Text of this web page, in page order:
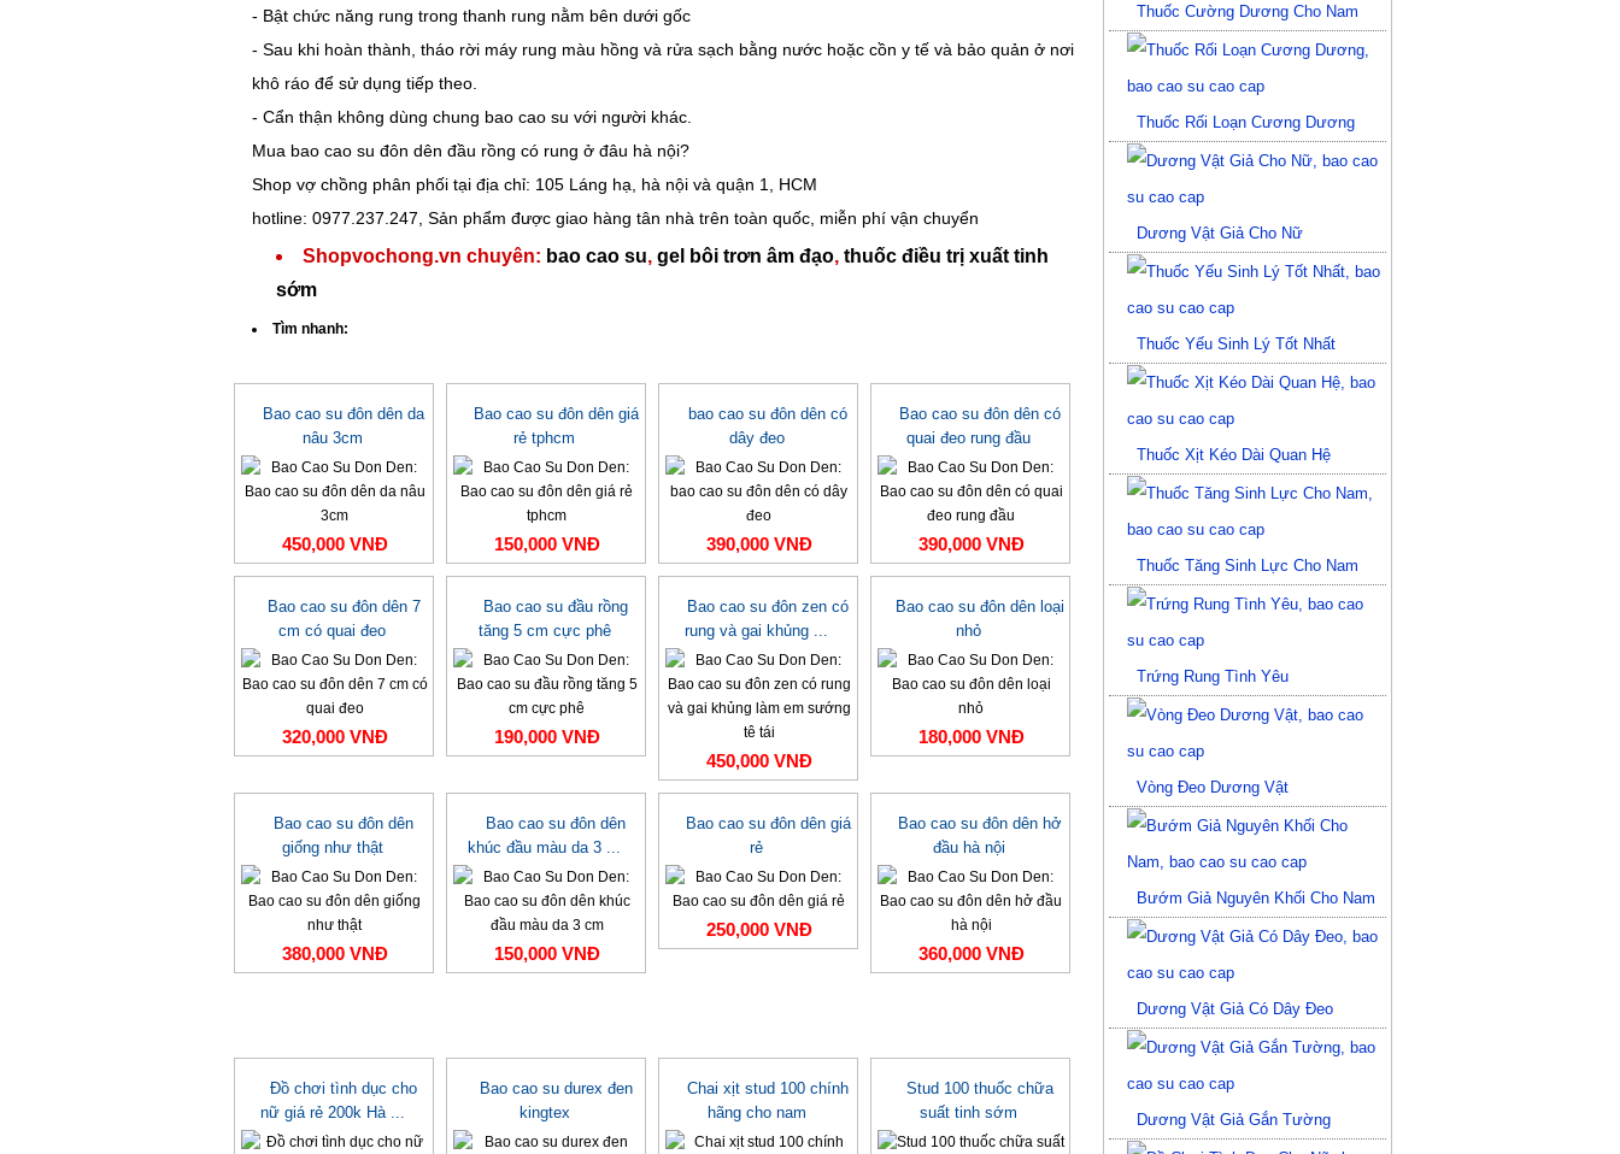
- Bật chức năng rung trong thanh rung nằm bên dưới gốc
- Sau khi hoàn thành, tháo rời máy rung màu hồng và rửa sạch bằng nước hoặc cồn y tế và bảo quản ở nơi
khô ráo để sử dụng tiếp theo.
- Cẩn thận không dùng chung bao cao su với người khác.
Mua bao cao su đôn dên đầu rồng có rung ở đâu hà nội?
Shop vợ chồng phân phối tại địa chỉ: 105 Láng hạ, hà nội và quận 1, HCM
hotline: 0977.237.247, Sản phẩm được giao hàng tân nhà trên toàn quốc, miễn phí vận chuyển
Shopvochong.vn chuyên: bao cao su, gel bôi trơn âm đạo, thuốc điều trị xuất tinh
sớm
Tìm nhanh:
Bao cao su đôn dên da
nâu 3cm
450,000 VNĐ
Bao cao su đôn dên giá
rẻ tphcm
150,000 VNĐ
bao cao su đôn dên có
dây đeo
390,000 VNĐ
Bao cao su đôn dên có
quai đeo rung đầu
390,000 VNĐ
Bao cao su đôn dên 7
cm có quai đeo
320,000 VNĐ
Bao cao su đầu rồng
tăng 5 cm cực phê
190,000 VNĐ
Bao cao su đôn zen có
rung và gai khủng ...
450,000 VNĐ
Bao cao su đôn dên loại
nhỏ
180,000 VNĐ
Bao cao su đôn dên
giống như thật
380,000 VNĐ
Bao cao su đôn dên
khúc đầu màu da 3 ...
150,000 VNĐ
Bao cao su đôn dên giá
rẻ
250,000 VNĐ
Bao cao su đôn dên hở
đầu hà nội
360,000 VNĐ
Đồ chơi tình dục cho
nữ giá rẻ 200k Hà ...
Bao cao su durex đen
kingtex
Chai xịt stud 100 chính
hãng cho nam
Stud 100 thuốc chữa
suất tinh sớm
Thuốc Cường Dương Cho Nam
Thuốc Rối Loạn Cương Dương
Dương Vật Giả Cho Nữ
Thuốc Yếu Sinh Lý Tốt Nhất
Thuốc Xịt Kéo Dài Quan Hệ
Thuốc Tăng Sinh Lực Cho Nam
Trứng Rung Tình Yêu
Vòng Đeo Dương Vật
Bướm Giả Nguyên Khối Cho Nam
Dương Vật Giả Có Dây Đeo
Dương Vật Giả Gắn Tường